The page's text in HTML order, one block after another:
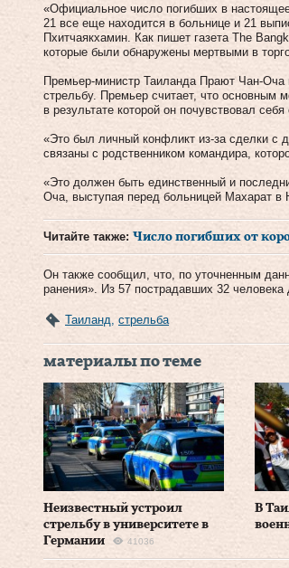
«Официальное число погибших в
21 все еще находится в больнице и 21
Пхитчаякхамин. Как пишет газета The
которые были обнаружены мертвыми в
Премьер-министр Таиланда Прают Чан-Оча
стрельбу. Премьер считает, что основным
в результате которой он почувствовал
«Это был личный конфликт из-за сделки
связаны с родственником командира,
«Это должен быть единственный и
Оча, выступая перед больницей Махарат в
Читайте также: Число погибших от
Он также сообщил, что, по уточненным
ранения». Из 57 пострадавших 32
Таиланд стрельба
материалы по теме
Неизвестный устроил
стрельбу в университете в
Германии
41036
В